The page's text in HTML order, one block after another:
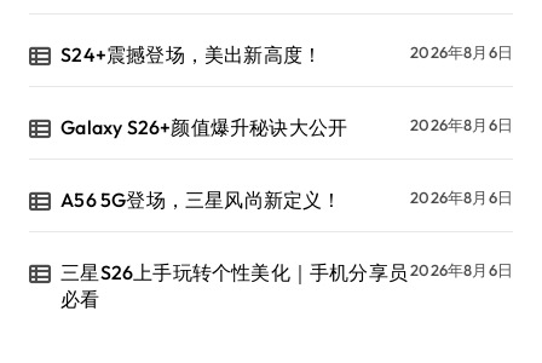
S24+震撼登场，美出新高度！ 2026年8月6日
Galaxy S26+颜值爆升秘诀大公开 2026年8月6日
A56 5G登场，三星风尚新定义！ 2026年8月6日
三星S26上手玩转个性美化｜手机分享员
必看
2026年8月6日